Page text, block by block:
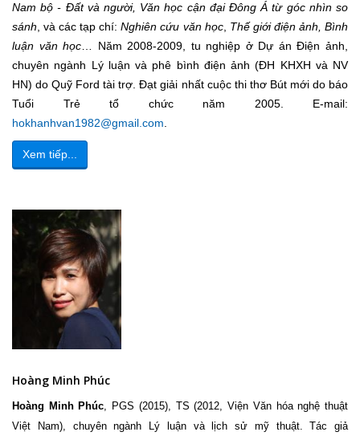
Nam bộ - Đất và người, Văn học cận đại Đông Á từ góc nhìn so
sánh , và các tạp chí:Nghiên cứu văn học, Thế giới điện ảnh, Bình
luận văn học … Năm 2008-2009, tu nghiệp ở Dự án Điện ảnh,
chuyên ngành Lý luận và phê bình điện ảnh (ĐH KHXH và NV
HN) do Quỹ Ford tài trợ. Đạt giải nhất cuộc thi thơ Bút mới do báo
Tuổi Trẻ tổ chức năm 2005. E-mail:
hokhanhvan1982@gmail.com
Xem tiếp...
Hoàng Minh Phúc
Hoàng Minh Phúc, PGS (2015), TS (2012, Viện Văn hóa nghệ thuật
Việt Nam), chuyên ngành Lý luận và lịch sử mỹ thuật. Tác giả